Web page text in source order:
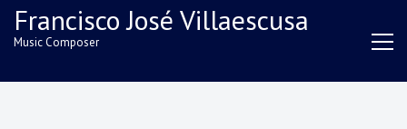
SkipFrancisco José Villaescusa
Music Composer